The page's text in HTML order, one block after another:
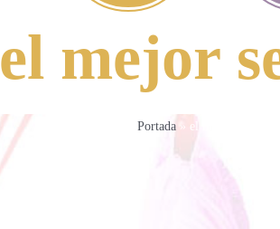
el mejor
Portada» el mejor serum